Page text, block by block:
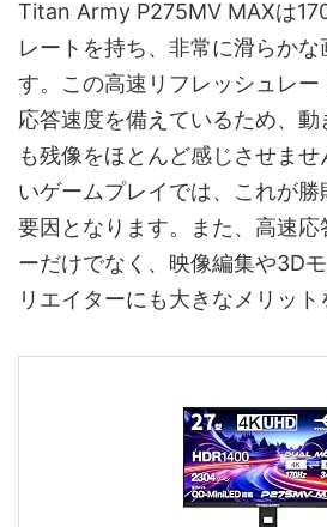
Titan Army P275MV MAXは
レートを持ち、非常に滑らかな
す。この高速リフレッシュレ
応答速度を備えているため、
も残像をほとんど感じさせま
いゲームプレイでは、これが
要因となります。また、高速
ーだけでなく、映像編集や3D
リエイターにも大きなメリット